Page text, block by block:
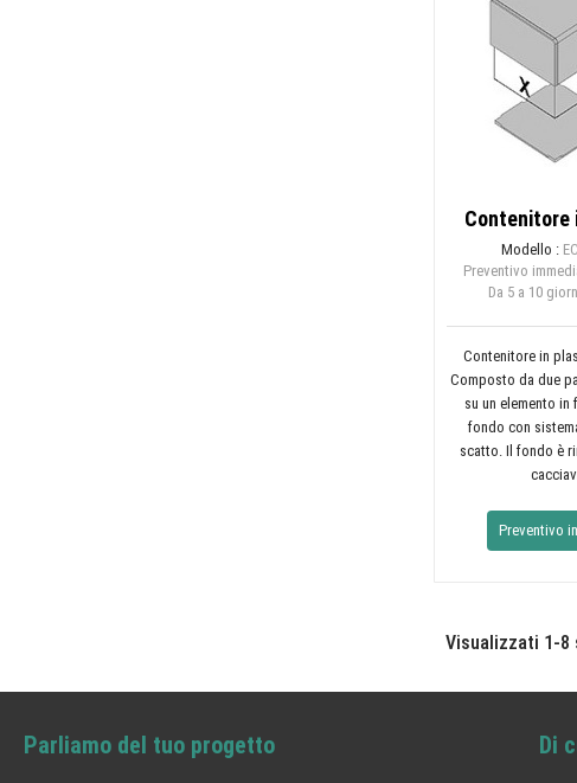
Contenitore
Modello :
Preventivo
Da 5 a 10
Contenitore in
Composto da due
su un elemento in
fondo con
scatto. Il fondo è
Preventivo
Visualizzati 1-8
Parliamo del tuo progetto Di